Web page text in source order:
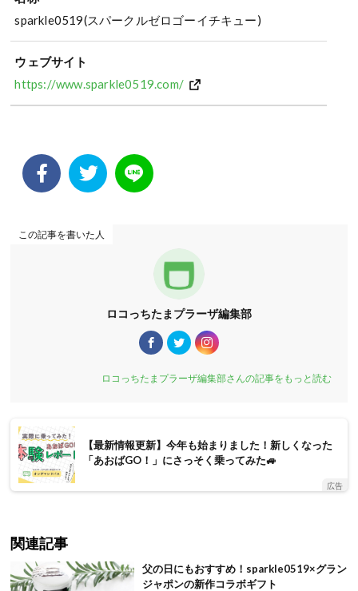
sparkle0519(スパークルゼロゴーイチキュー)
ウェブサイト
https://www.sparkle0519.com/
この記事を書いた人
ロコっちたまプラーザ編集部
ロコっちたまプラーザ編集部さんの記事をもっと読む
【最新情報更新】今年も始まりました！新しくなった
「あおばGO！」にさっそく乗ってみた🚙
広告
関連記事
父の日にもおすすめ！sparkle0519×グラン
ジャポンの新作コラボギフト